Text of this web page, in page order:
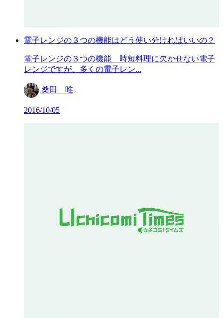
電子レンジの３つの機能はどう使い分ければいいの？
電子レンジの３つの機能 時短料理に欠かせない電子
レンジですが、多くの電子レン...
桑田 唯
2016/10/05